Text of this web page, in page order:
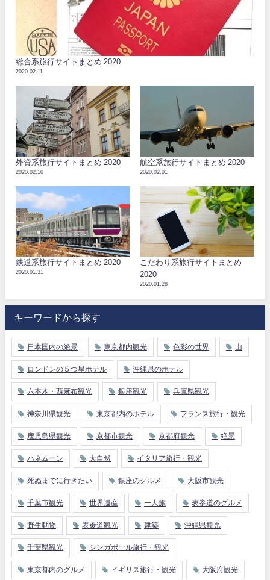
総合系旅行サイトまとめ 2020
2020.02.11
外資系旅行サイトまとめ 2020
2020.02.10
航空系旅行サイトまとめ 2020
2020.02.01
鉄道系旅行サイトまとめ 2020
2020.01.31
こだわり系旅行サイトまとめ
2020
2020.01.28
キーワードから探す
日本国内の絶景 東京都内観光 色彩の世界 山
ロンドンの５つ星ホテル 沖縄県のホテル
六本木・西麻布観光 銀座観光 兵庫県観光
神奈川県観光 東京都内のホテル フランス旅行・観光
鹿児島県観光 京都市観光 京都府観光 絶景
ハネムーン 大自然 イタリア旅行・観光
死ぬまでに行きたい 銀座のグルメ 大阪市観光
千葉市観光 世界遺産 一人旅 表参道のグルメ
野生動物 表参道観光 建築 沖縄県観光
千葉県観光 シンガポール旅行・観光
東京都内のグルメ イギリス旅行・観光 大阪府観光